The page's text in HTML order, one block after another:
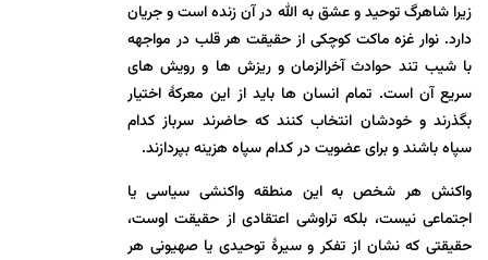
زیرا شاهرگ توحید و عشق به الله در آن زنده است و جریان
دارد. نوار غزه ماکت کوچکی از حقیقت هر قلب در مواجهه
با شیب تند حوادث آخرالزمان و ریزش ها و رویش های
سریع آن است. تمام انسان ها باید از این معرکۀ اختیار
بگذرند و خودشان انتخاب کنند که حاضرند سرباز کدام
سپاه باشند و برای عضویت در کدام سپاه هزینه بپردازند.
واکنش هر شخص به این منطقه واکنشی سیاسی یا
اجتماعی نیست، بلکه تراوشی اعتقادی از حقیقت اوست،
حقیقتی که نشان از تفکر و سیرۀ توحیدی یا صهیونی هر